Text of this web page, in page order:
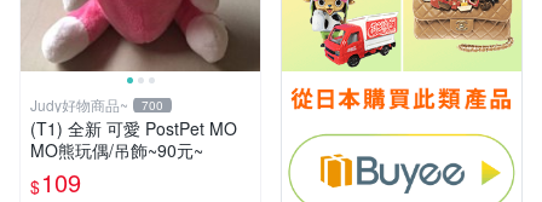
Judy好物商品~ 700
(T1) 全新 可愛 PostPet MO
MO熊玩偶/吊飾~90元~
$109